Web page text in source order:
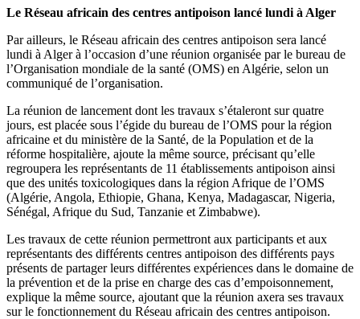
Le Réseau africain des centres antipoison lancé lundi à Alger
Par ailleurs, le Réseau africain des centres antipoison sera lancé
lundi à Alger à l’occasion d’une réunion organisée par le bureau de
l’Organisation mondiale de la santé (OMS) en Algérie, selon un
communiqué de l’organisation.
La réunion de lancement dont les travaux s’étaleront sur quatre
jours, est placée sous l’égide du bureau de l’OMS pour la région
africaine et du ministère de la Santé, de la Population et de la
réforme hospitalière, ajoute la même source, précisant qu’elle
regroupera les représentants de 11 établissements antipoison ainsi
que des unités toxicologiques dans la région Afrique de l’OMS
(Algérie, Angola, Ethiopie, Ghana, Kenya, Madagascar, Nigeria,
Sénégal, Afrique du Sud, Tanzanie et Zimbabwe).
Les travaux de cette réunion permettront aux participants et aux
représentants des différents centres antipoison des différents pays
présents de partager leurs différentes expériences dans le domaine de
la prévention et de la prise en charge des cas d’empoisonnement,
explique la même source, ajoutant que la réunion axera ses travaux
sur le fonctionnement du Réseau africain des centres antipoison.